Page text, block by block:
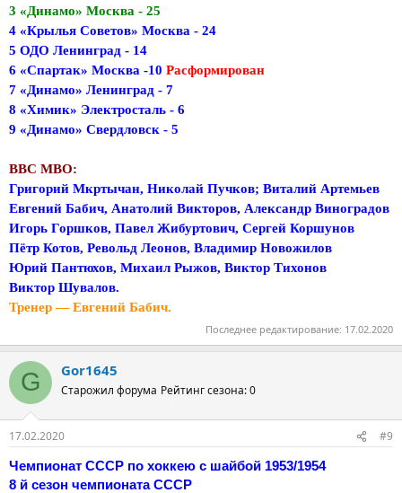
3 «Динамо» Москва - 25
4 «Крылья Советов» Москва - 24
5 ОДО Ленинград - 14
6 «Спартак» Москва -10 Расформирован
7 «Динамо» Ленинград - 7
8 «Химик» Электросталь - 6
9 «Динамо» Свердловск - 5
ВВС МВО:
Григорий Мкртычан, Николай Пучков; Виталий Артемьев
Евгений Бабич, Анатолий Викторов, Александр Виноградов
Игорь Горшков, Павел Жибуртович, Сергей Коршунов
Пётр Котов, Револьд Леонов, Владимир Новожилов
Юрий Пантюхов, Михаил Рыжов, Виктор Тихонов
Виктор Шувалов.
Тренер — Евгений Бабич.
Последнее редактирование: 17.02.2020
G Gor1645
Старожил форума Рейтинг сезона: 0
17.02.2020
#9
Чемпионат СССР по хоккею с шайбой 1953/1954
8 й сезон чемпионата СССР